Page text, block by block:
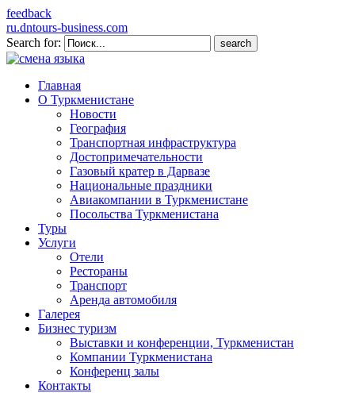
feedback
ru.dntours-business.com
Search for:
Главная
О Туркменистане
Новости
География
Транспортная инфраструктура
Достопримечательности
Газовый кратер в Дарвазе
Национальные праздники
Авиакомпании в Туркменистане
Посольства Туркменистана
Туры
Услуги
Отели
Рестораны
Транспорт
Аренда автомобиля
Галерея
Бизнес туризм
Выставки и конференции, Туркменистан
Компании Туркменистана
Конференц залы
Контакты